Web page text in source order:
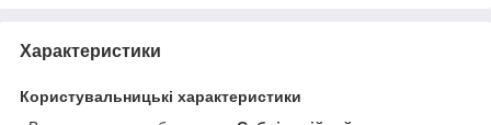
Характеристики
Користувальницькі характеристики